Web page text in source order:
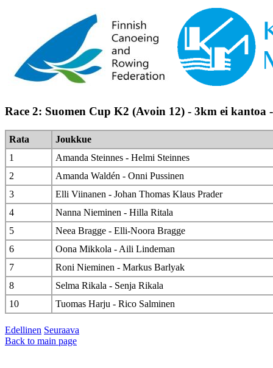
Race 2: Suomen Cup K2 (Avoin 12) - 3km ei kantoa
Rata
Joukkue
1
Amanda Steinnes - Helmi Steinnes
2
Amanda Waldén - Onni Pussinen
3
Elli Viinanen - Johan Thomas Klaus Prader
4
Nanna Nieminen - Hilla Ritala
5
Neea Bragge - Elli-Noora Bragge
6
Oona Mikkola - Aili Lindeman
7
Roni Nieminen - Markus Barlyak
8
Selma Rikala - Senja Rikala
10
Tuomas Harju - Rico Salminen
Edellinen Seuraava
Back to main page